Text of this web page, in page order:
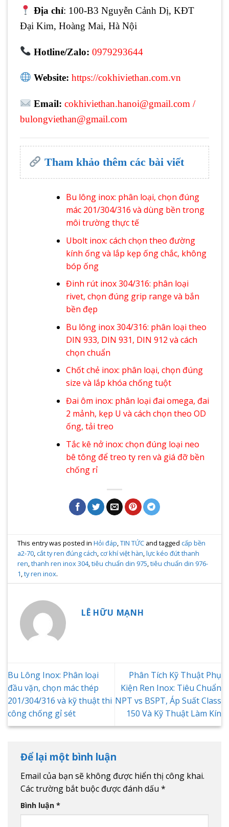
Địa chỉ: 100-B3 Nguyễn Cảnh Dị, KĐT
Đại Kim, Hoàng Mai, Hà Nội
Hotline/Zalo: 0979293644
Website: https://cokhiviethan.com.vn
Email: cokhiviethan.hanoi@gmail.com /
bulongviethan@gmail.com
Tham khảo thêm các bài viết
Bu lông inox: phân loại, chọn đúng
mác 201/304/316 và dùng bền trong
môi trường thực tế
Ubolt inox: cách chọn theo đường
kính ống và lắp kẹp ống chắc, không
bóp ống
Đinh rút inox 304/316: phân loại
rivet, chọn đúng grip range và bắn
bền đẹp
Bu lông inox 304/316: phân loại theo
DIN 933, DIN 931, DIN 912 và cách
chọn chuẩn
Chốt chẻ inox: phân loại, chọn đúng
size và lắp khóa chống tuột
Đai ôm inox: phân loại đai omega, đai
2 mảnh, kẹp U và cách chọn theo OD
ống, tải treo
Tắc kê nở inox: chọn đúng loại neo
bê tông để treo ty ren và giá đỡ bền
chống rỉ
This entry was posted inHỏi đáp,TIN TỨC and tagged cấp bền
a2-70, cắt ty ren đúng cách, cơ khí việt hàn,lực kéo đứt thanh
ren,thanh ren inox 304,tiêu chuẩn din 975,tiêu chuẩn din 976-
1,ty ren inox.
LÊ HỮU MẠNH
Bu Lông Inox: Phân loại
đầu vặn, chọn mác thép
201/304/316 và kỹ thuật thi
công chống gỉ sét
Phân Tích Kỹ Thuật Phụ
Kiện Ren Inox: Tiêu Chuẩn
NPT vs BSPT, Áp Suất Class
150 Và Kỹ Thuật Làm Kín
Để lại một bình luận
Email của bạn sẽ không được hiển thị công khai.
Các trường bắt buộc được đánh dấu *
Bình luận *